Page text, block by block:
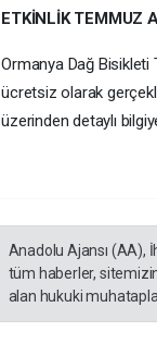
ETKİNLİK TEMMUZ
Ormanya Dağ
ücretsiz olarak
üzerinden detaylı
Anadolu Ajansı (AA),
tüm haberler,
alan hukuki